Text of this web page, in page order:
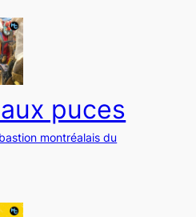
puces
montréalais du